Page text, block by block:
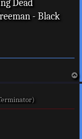
Dead
- Black
a